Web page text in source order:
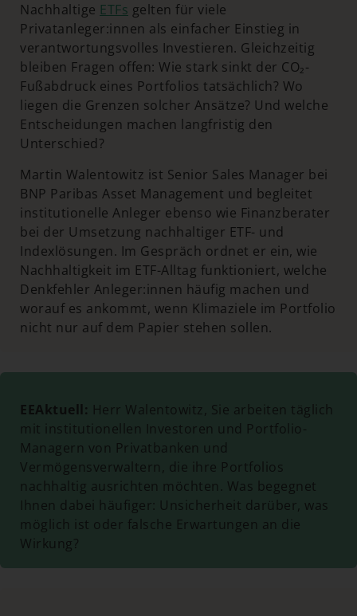
Nachhaltige ETFs gelten für viele
Privatanleger:innen als einfacher Einstieg in
verantwortungsvolles Investieren. Gleichzeitig
bleiben Fragen offen: Wie stark sinkt der CO₂-
Fußabdruck eines Portfolios tatsächlich? Wo
liegen die Grenzen solcher Ansätze? Und welche
Entscheidungen machen langfristig den
Unterschied?
Martin Walentowitz ist Senior Sales Manager bei
BNP Paribas Asset Management und begleitet
institutionelle Anleger ebenso wie Finanzberater
bei der Umsetzung nachhaltiger ETF- und
Indexlösungen. Im Gespräch ordnet er ein, wie
Nachhaltigkeit im ETF-Alltag funktioniert, welche
Denkfehler Anleger:innen häufig machen und
worauf es ankommt, wenn Klimaziele im Portfolio
nicht nur auf dem Papier stehen sollen.
EEAktuell: Herr Walentowitz, Sie arbeiten täglich
mit institutionellen Investoren und Portfolio-
Managern von Privatbanken und
Vermögensverwaltern, die ihre Portfolios
nachhaltig ausrichten möchten. Was begegnet
Ihnen dabei häufiger: Unsicherheit darüber, was
möglich ist oder falsche Erwartungen an die
Wirkung?